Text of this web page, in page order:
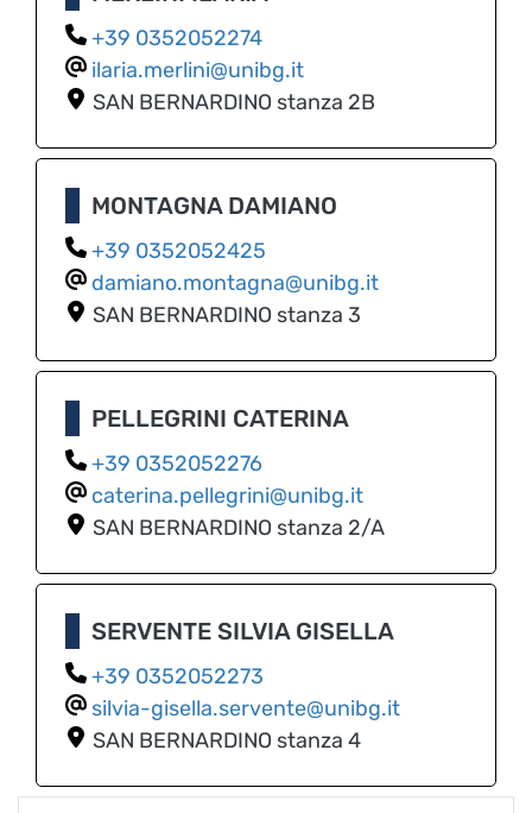
0352052274
ilaria.merlini@unibg.it
SAN BERNARDINO stanza 2B
MONTAGNA DAMIANO
0352052425
damiano.montagna@unibg.it
SAN BERNARDINO stanza 3
PELLEGRINI CATERINA
0352052276
caterina.pellegrini@unibg.it
SAN BERNARDINO stanza 2/A
SERVENTE SILVIA GISELLA
0352052273
silvia-gisella.servente@unibg.it
SAN BERNARDINO stanza 4